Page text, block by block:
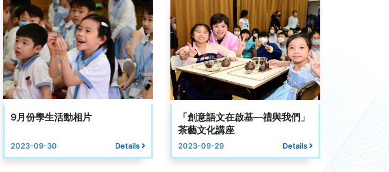
9月份學生活動相片
2023-09-30 Details
「創意語文在啟基—禮與我們」
茶藝文化講座
2023-09-29 Details